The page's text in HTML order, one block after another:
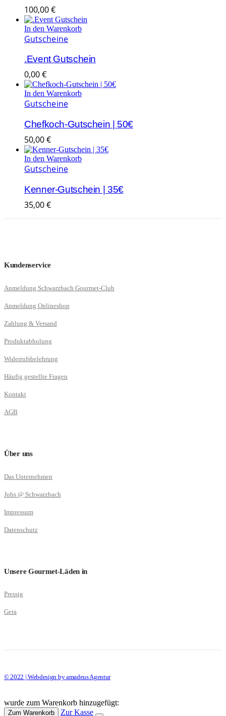
100,00€
In den Warenkorb
Gutscheine
.Event Gutschein
0,00€
In den Warenkorb
Gutscheine
Chefkoch-Gutschein | 50€
50,00€
In den Warenkorb
Gutscheine
Kenner-Gutschein | 35€
35,00€
Kundenservice
Anmeldung Schwarzbach Gourmet-Club
Anmeldung Onlineshop
Zahlung & Versand
Produktabholung
Widerrufsbelehrung
Häufig gestellte Fragen
Kontakt
AGB
Über uns
Das Unternehmen
Jobs @ Schwarzbach
Impressum
Datenschutz
Unsere Gourmet-Läden in
Pressig
Gera
© 2022 | Webdesign by amadeus Agentur
wurde zum Warenkorb hinzugefügt:
Zum Warenkorb Zur Kasse